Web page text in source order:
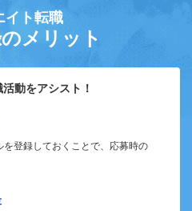
イト転職
メリット
動をアシスト！
を登録しておくことで、応募時の